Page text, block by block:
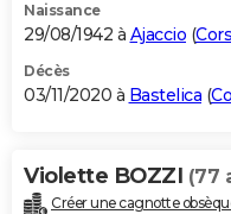
Naissance
29/08/1942 à Ajaccio (
Décès
03/11/2020 à Bastelica (
Violette BOZZI (77
Créer une cagnotte